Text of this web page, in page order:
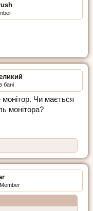
бані
монітор. Чи мається
монітора?